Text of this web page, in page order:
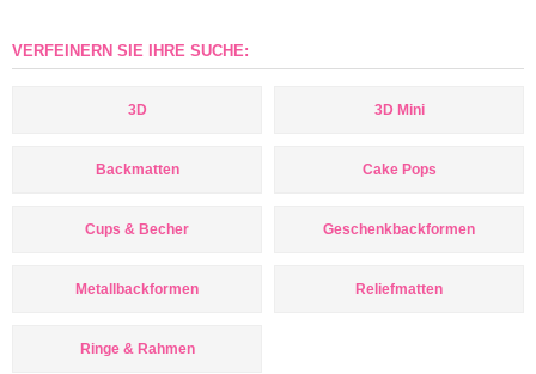
VERFEINERN SIE IHRE SUCHE:
3D 3D Mini
Backmatten Cake Pops
Cups & Becher Geschenkbackformen
Metallbackformen Reliefmatten
Ringe & Rahmen